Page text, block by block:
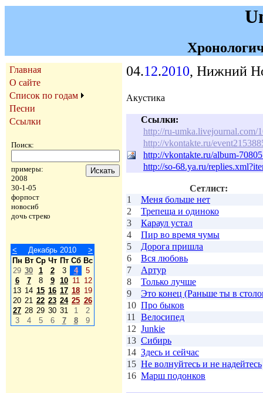
Главная
О сайте
Список по годам
Песни
Ссылки
Поиск:
примеры:
2008
30-1-05
форпост
новосиб
дочь стреко
< Декабрь 2010
>
Пн Вт Ср Чт Пт Сб Вс
29 30 1 2 3 4
5
6
7 8 9 10 11 12
13 14 15 16 17 18 19
20 21 22 23 24 25 26
27 28 29 30 31 1
2
3
4 5 6 7 8 9
04.12.2010, Нижний
Акустика
Ссылки:
http://ru-umka.livejournal.com/
http://vkontakte.ru/
http://vkontakte.ru/album-
http://so-68.ya.ru/
Сетлист:
1
Меня больше нет
2
Трепеща и одиноко
3
Караул устал
4
Пир во время чумы
5
Дорога пришла
6
Вся любовь
7
Артур
8
Только лучше
9
Это конец (Раньше ты в
10 Про быков
11 Велосипед
12 Junkie
13 Сибирь
14 Здесь и сейчас
15 Не волнуйтесь и не надейтесь
16 Марш подонков